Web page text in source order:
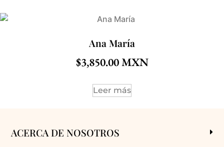
Ana María
$3,850.00
Leer más
ACERCA DE NOSOTROS